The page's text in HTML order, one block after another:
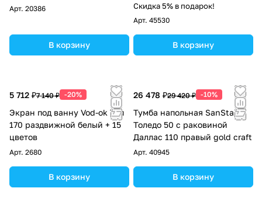
Арт. 20386
В корзину
Скидка 5% в подарок!
Арт. 45530
В корзину
5 712 ₽7 140 ₽ -20%
Экран под ванну Vod-ok Топ
170 раздвижной белый + 15
цветов
Арт. 2680
В корзину
26 478 ₽29 420 ₽ -10%
Тумба напольная SanStar
Толедо 50 с раковиной
Даллас 110 правый gold craft
Арт. 40945
В корзину